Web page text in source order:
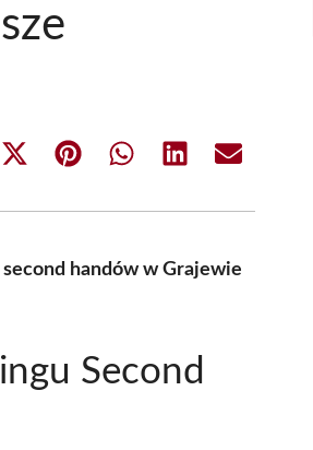
Share
(Twitter)
Share Share Share Share
handów w Grajewie
Second